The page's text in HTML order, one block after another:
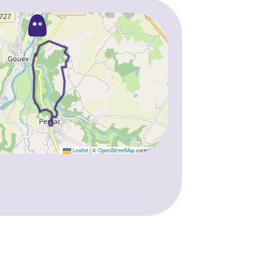
Leaflet|©OpenStreetMapcontributors